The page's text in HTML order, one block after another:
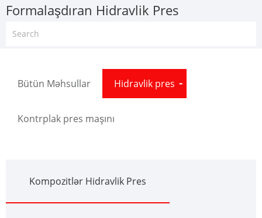
Formalaşdıran Hidravlik Pres
Bütün Məhsullar Hidravlik pres
Kontrplak pres maşını
Kompozitlər Hidravlik Pres